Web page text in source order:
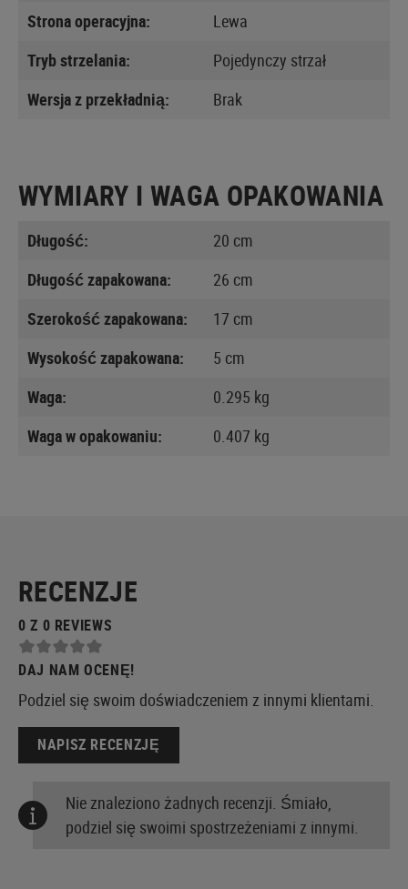
Strona operacyjna:
Lewa
Tryb strzelania:
Pojedynczy strzał
Wersja z przekładnią:
Brak
WYMIARY I WAGA OPAKOWANIA
Długość:
20 cm
Długość zapakowana:
26 cm
Szerokość zapakowana:
17 cm
Wysokość zapakowana:
5 cm
Waga:
0.295 kg
Waga w opakowaniu:
0.407 kg
RECENZJE
0 Z 0 REVIEWS
DAJ NAM OCENĘ!
Podziel się swoim doświadczeniem z innymi klientami.
NAPISZ RECENZJĘ
Nie znaleziono żadnych recenzji. Śmiało,
podziel się swoimi spostrzeżeniami z innymi.